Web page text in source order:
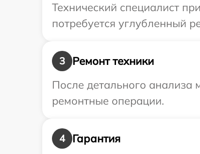
Технический специалист
потребуется углубленный
3
Ремонт техники
После детального анализа
ремонтные операции.
4
Гарантия